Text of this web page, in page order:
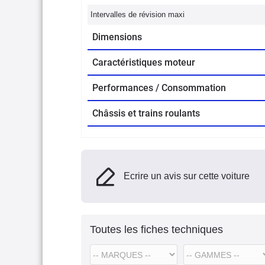
Intervalles de révision maxi
Dimensions
Caractéristiques moteur
Performances / Consommation
Châssis et trains roulants
Ecrire un avis sur cette voiture
Toutes les fiches techniques